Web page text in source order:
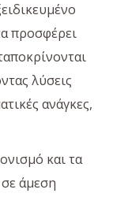
προσφέρει
λύσεις
ανάγκες,
και τα
άμεση